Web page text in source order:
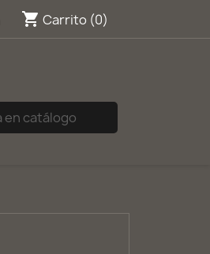
shopping_cart Carrito (0)